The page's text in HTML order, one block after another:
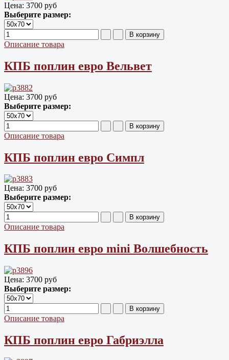
Цена: 3700 руб
Выберите размер:
Описание товара
КПБ поплин евро Вельвет
Цена: 3700 руб
Выберите размер:
Описание товара
КПБ поплин евро Симпл
Цена: 3700 руб
Выберите размер:
Описание товара
КПБ поплин евро mini Волшебность
Цена: 3700 руб
Выберите размер:
Описание товара
КПБ поплин евро Габриэлла